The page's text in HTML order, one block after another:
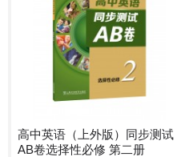
高中英语（上外版）同步测试
AB卷选择性必修 第二册